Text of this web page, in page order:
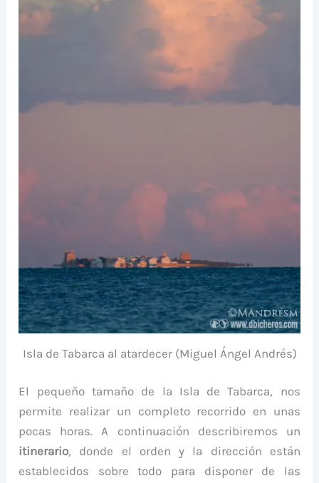
Isla de Tabarca al atardecer (Miguel Ángel Andrés)
El pequeño tamaño de la Isla de Tabarca, nos
permite realizar un completo recorrido en unas
pocas horas. A continuación describiremos un
itinerario, donde el orden y la dirección están
establecidos sobre todo para disponer de las